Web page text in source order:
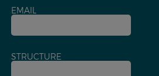
EMAIL
STRUCTURE